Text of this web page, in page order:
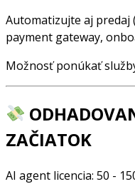
Automatizujte aj predaj
payment gateway,
Možnosť ponúkať
ZAČIATOK
AI agent licencia: 50 -